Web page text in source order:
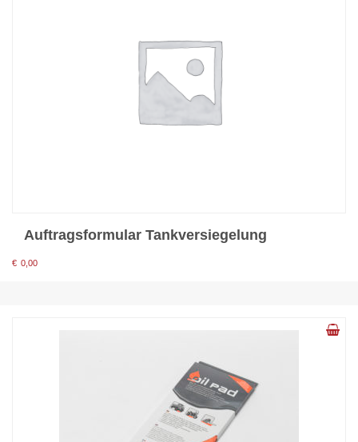
Auftragsformular Tankversiegelung
€ 0,00